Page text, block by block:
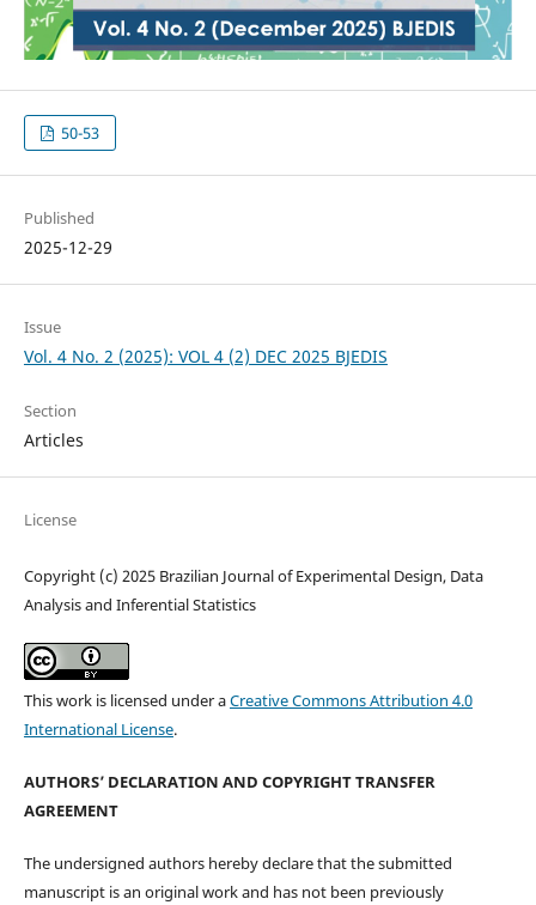
50-53
Published
2025-12-29
Issue
Vol. 4 No. 2 (2025): VOL 4 (2) DEC 2025 BJEDIS
Section
Articles
License
Copyright (c) 2025 Brazilian Journal of Experimental Design, Data
Analysis and Inferential Statistics
This work is licensed under aCreative Commons Attribution 4.0
International License.
AUTHORS’ DECLARATION AND COPYRIGHT TRANSFER
AGREEMENT
The undersigned authors hereby declare that the submitted
manuscript is an original work and has not been previously